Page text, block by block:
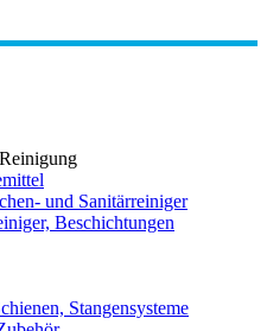
und Sanitärreiniger
Beschichtungen
Stangensysteme